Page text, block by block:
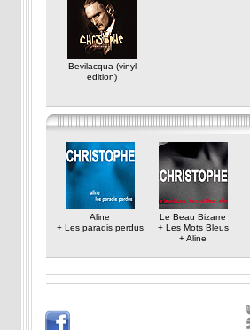
Bevilacqua (vinyl
edition)
Aline
+ Les paradis perdus
Le Beau Bizarre
+ Les Mots Bleus
+ Aline